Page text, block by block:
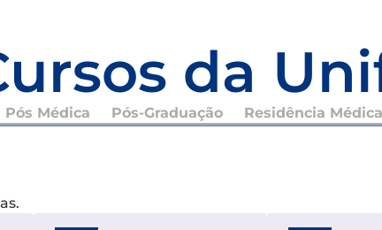
da
Pós Médica Pós-Graduação Residência Médica